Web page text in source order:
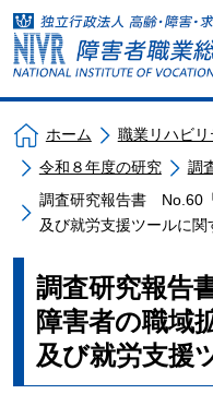
ホーム
職業リハビ
令和８年度の研究
調
調査研究報告書 No.60
及び就労支援ツールに関
調査研究報
障害者の職域
及び就労支援